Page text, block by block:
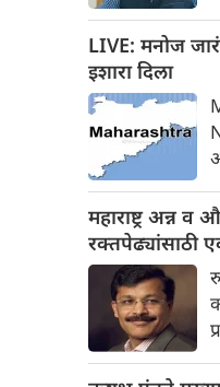
LIVE: मनोज जारंगे यांनी मराठा आरक्षणाबद्दल
इशारा दिला
महाराष्ट्र अन्न व औषध
रक्तपेढ्यांसाठी